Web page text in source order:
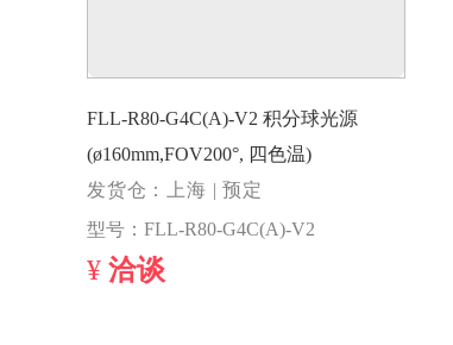
FLL-R80-G4C(A)-V2 积分球光源
(ø160mm,FOV200°, 四色温)
发货仓：上海 | 预定
型号：FLL-R80-G4C(A)-V2
¥ 洽谈